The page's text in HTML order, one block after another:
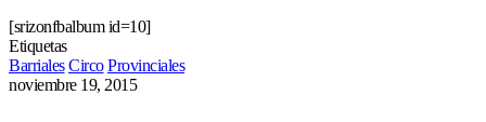
[srizonfbalbum id=10]
Etiquetas
Barriales Circo Provinciales
noviembre 19, 2015